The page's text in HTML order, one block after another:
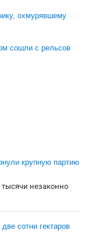
охмурявшему
сошли с рельсов
крупную партию
незаконно
сотни гектаров